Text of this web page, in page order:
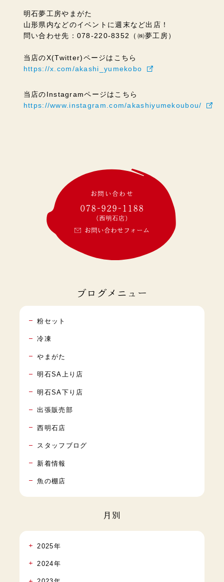
明石夢工房やまがた
山形県内などのイベントに週末など出店！
問い合わせ先：078-220-8352（㈱夢工房）
当店のX(Twitter)ページはこちら
https://x.com/akashi_yumekobo
当店のInstagramページはこちら
https://www.instagram.com/akashiyumekoubou/
お問い合わせ
078-929-1188
(西明石店)
お問い合わせフォーム
ブログメニュー
粉セット
冷凍
やまがた
明石SA上り店
明石SA下り店
出張販売部
西明石店
スタッフブログ
新着情報
魚の棚店
月別
2025年
2024年